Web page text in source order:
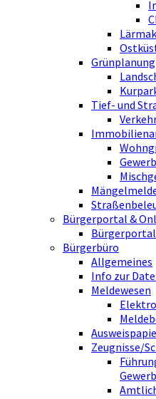
Grünplanung
Tief- und
Bürgerportal &
Bürgerportal
Bürgerbüro
Allgemeines
Info zur
Meldewesen
Zeugnisse/